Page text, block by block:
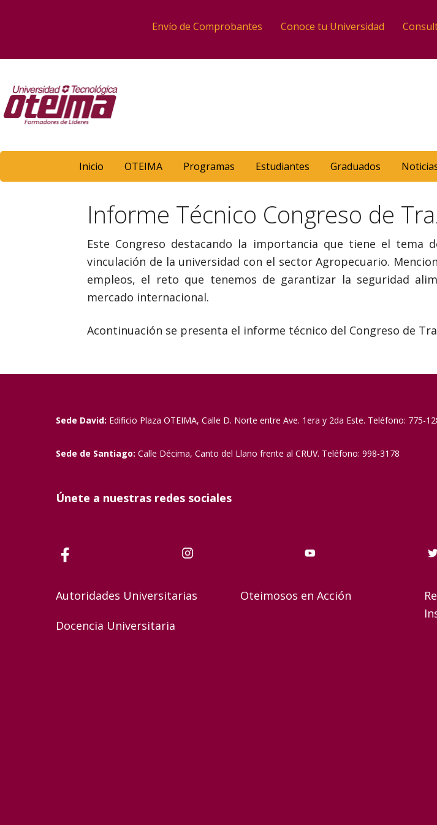
Envío de Comprobantes Conoce tu Universidad
Inicio OTEIMA Programas Estudiantes Graduados
Informe Técnico Congreso de
Este Congreso destacando la importancia que tiene el
vinculación de la universidad con el sector Agropecuario.
empleos, el reto que tenemos de garantizar la seguridad
mercado internacional.
Acontinuación se presenta el informe técnico del Congreso de
Sede David: Edificio Plaza OTEIMA, Calle D. Norte entre Ave. 1era y 2da Este. Teléfono: 775-
Sede de Santiago: Calle Décima, Canto del Llano frente al CRUV. Teléfono: 998-3178
Únete a nuestras redes sociales
Autoridades Universitarias
Docencia Universitaria
Oteimosos en Acción